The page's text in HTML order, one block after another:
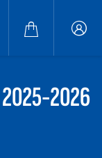
2025-2026